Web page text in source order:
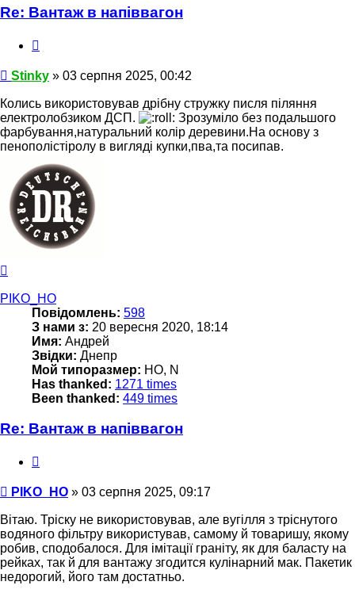
Re: Вантаж в напіввагон
Повідомлення
Stinky » 03 серпня 2025, 00:42
Колись використовував дрібну стружку писля піляння
електролобзиком ДСП.
Зрозуміло без подальшого
фарбування,натуральний колір деревини.На основу з
пенополістіролу в вигляді купки,пва,та посипав.
PIKO_HO
Повідомлень: 598
З нами з: 20 вересня 2020, 18:14
Имя: Андрей
Звідки: Днепр
Мой типоразмер: НО, N
Has thanked: 1271 times
Been thanked: 449 times
Re: Вантаж в напіввагон
Повідомлення
PIKO_HO » 03 серпня 2025, 09:17
Вітаю. Тріску не використовував, але вугілля з тріснутого
водяного фільтру використував, самому й товаришу, якому
робив, сподобалося. Для імітації граніту, як для баласту на
рейках, так й для вантажу згодится кулінарний мак. Пакетик
недорогий, його там достатньо.